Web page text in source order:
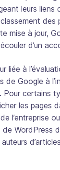
leurs
des
mise à jour,
d’un
liée à
de Google à
Pour certains
les pages
l’entreprise
WordPress